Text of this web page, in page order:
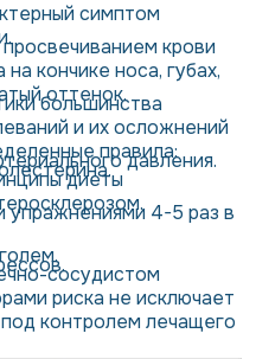
симптом
крови
кончике носа, губах,
оттенок.
большинства
и их осложнений
правила:
давления.
диеты
упражнениями 4-5 раз в
сосудистом
риска не исключает
контролем лечащего